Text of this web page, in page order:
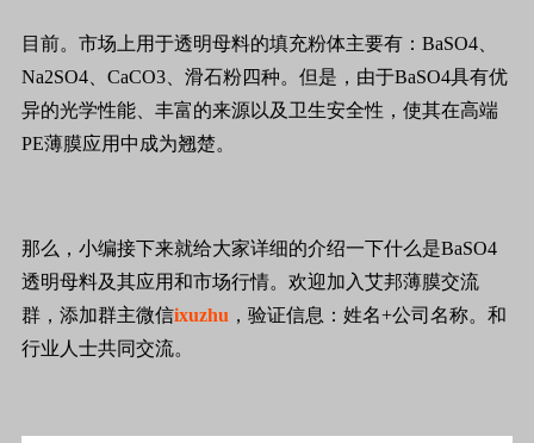
目前。市场上用于透明母料的填充粉体主要有：BaSO4、
Na2SO4、CaCO3、滑石粉四种。但是，由于BaSO4具有优
异的光学性能、丰富的来源以及卫生安全性，使其在高端
PE薄膜应用中成为翘楚。
那么，小编接下来就给大家详细的介绍一下什么是BaSO4
透明母料及其应用和市场行情。欢迎加入艾邦薄膜交流
群，添加群主微信ixuzhu ，验证信息：姓名+公司名称。和
行业人士共同交流。